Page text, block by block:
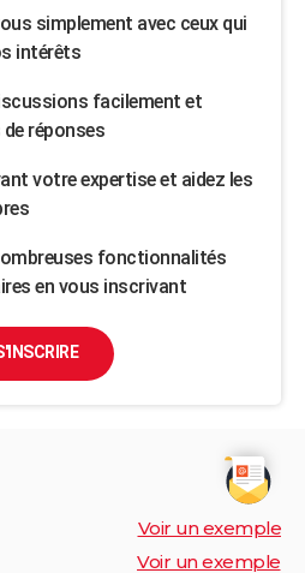
simplement avec ceux qui
intérêts
facilement et
réponses
votre expertise et aidez les
fonctionnalités
en vous inscrivant
Voir un exemple
Voir un exemple